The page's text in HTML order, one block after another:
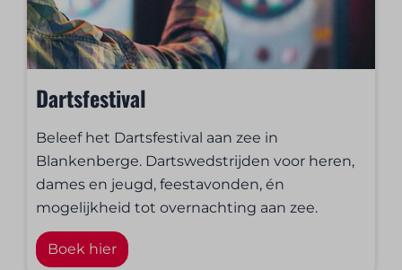
Dartsfestival
Beleef het Dartsfestival aan zee in
Blankenberge. Dartswedstrijden voor heren,
dames en jeugd, feestavonden, én
mogelijkheid tot overnachting aan zee.
Boek hier